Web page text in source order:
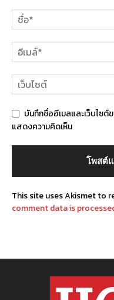
บันทึกชื่ออีเมลและเว็บไซต์
แสดงความคิดเห็น
This site uses Akismet to
comment data is